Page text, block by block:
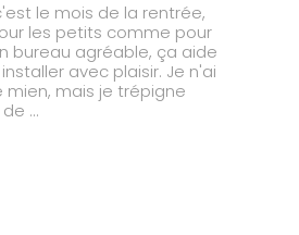
le mois de la rentrée,
les petits comme pour
bureau agréable, ça aide
avec plaisir. Je n'ai
mien, mais je trépigne